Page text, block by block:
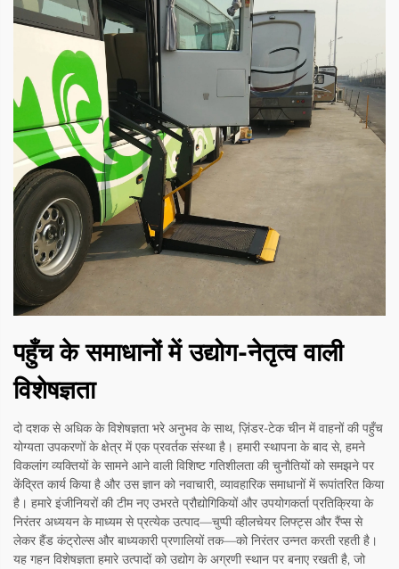
पहुँच के समाधानों में उद्योग-नेतृत्व वाली
विशेषज्ञता
दो दशक से अधिक के विशेषज्ञता भरे अनुभव के साथ, ज़िंडर-टेक चीन में वाहनों की पहुँच
योग्यता उपकरणों के क्षेत्र में एक प्रवर्तक संस्था है। हमारी स्थापना के बाद से, हमने
विकलांग व्यक्तियों के सामने आने वाली विशिष्ट गतिशीलता की चुनौतियों को समझने पर
केंद्रित कार्य किया है और उस ज्ञान को नवाचारी, व्यावहारिक समाधानों में रूपांतरित किया
है। हमारे इंजीनियरों की टीम नए उभरते प्रौद्योगिकियों और उपयोगकर्ता प्रतिक्रिया के
निरंतर अध्ययन के माध्यम से प्रत्येक उत्पाद—चुप्पी व्हीलचेयर लिफ्ट्स और रैंप्स से
लेकर हैंड कंट्रोल्स और बाध्यकारी प्रणालियों तक—को निरंतर उन्नत करती रहती है।
यह गहन विशेषज्ञता हमारे उत्पादों को उद्योग के अग्रणी स्थान पर बनाए रखती है, जो